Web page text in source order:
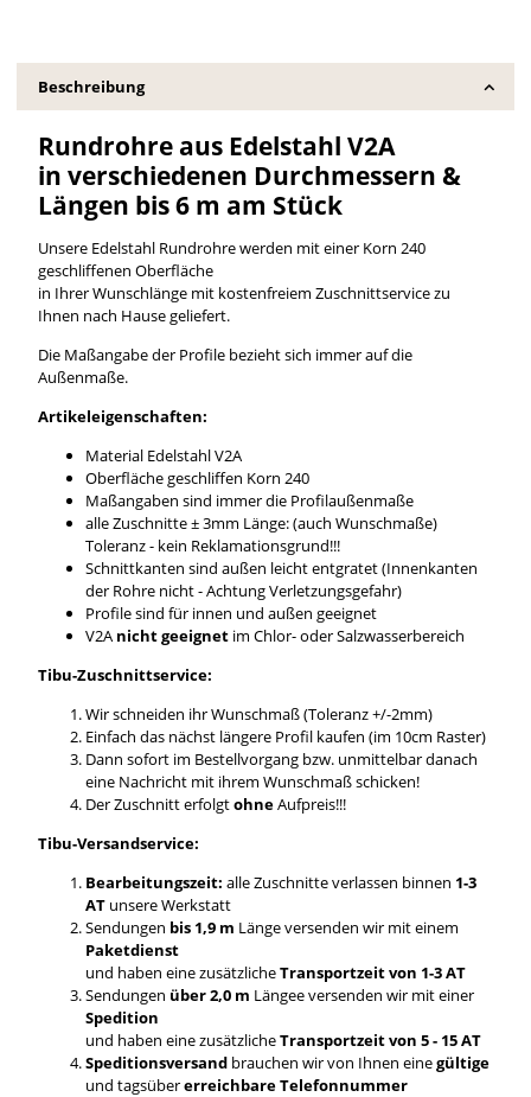
Beschreibung
Rundrohre aus Edelstahl V2A
in verschiedenen Durchmessern &
Längen bis 6 m am Stück
Unsere Edelstahl Rundrohre werden mit einer Korn 240
geschliffenen Oberfläche
in Ihrer Wunschlänge mit kostenfreiem Zuschnittservice zu
Ihnen nach Hause geliefert.
Die Maßangabe der Profile bezieht sich immer auf die
Außenmaße.
Artikeleigenschaften:
Material Edelstahl V2A
Oberfläche geschliffen Korn 240
Maßangaben sind immer die Profilaußenmaße
alle Zuschnitte ± 3mm Länge: (auch Wunschmaße)
Toleranz - kein Reklamationsgrund!!!
Schnittkanten sind außen leicht entgratet (Innenkanten
der Rohre nicht - Achtung Verletzungsgefahr)
Profile sind für innen und außen geeignet
V2A nicht geeignet im Chlor- oder Salzwasserbereich
Tibu-Zuschnittservice:
Wir schneiden ihr Wunschmaß (Toleranz +/-2mm)
Einfach das nächst längere Profil kaufen (im 10cm Raster)
Dann sofort im Bestellvorgang bzw. unmittelbar danach
eine Nachricht mit ihrem Wunschmaß schicken!
Der Zuschnitt erfolgtohneAufpreis!!!
Tibu-Versandservice:
Bearbeitungszeit: alle Zuschnitte verlassen binnen 1-3
AT unsere Werkstatt
Sendungen bis 1,9 m Länge versenden wir mit einem
Paketdienst
und haben eine zusätzlicheTransportzeit von 1-3 AT
Sendungen über 2,0 m Längee versenden wir mit einer
Spedition
und haben eine zusätzlicheTransportzeit von 5 - 15 AT
Speditionsversandbrauchen wir von Ihnen einegültige
und tagsübererreichbare Telefonnummer